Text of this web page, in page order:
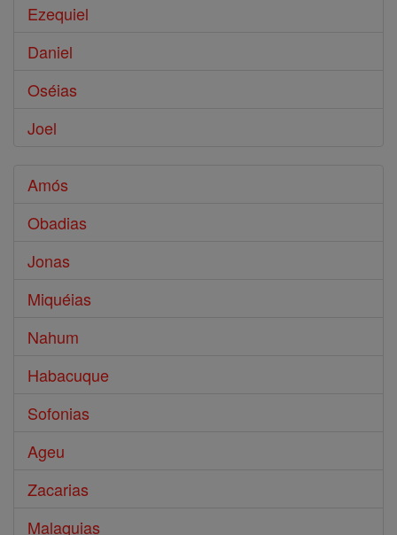
Ezequiel
Daniel
Oséias
Joel
Amós
Obadias
Jonas
Miquéias
Nahum
Habacuque
Sofonias
Ageu
Zacarias
Malaquias